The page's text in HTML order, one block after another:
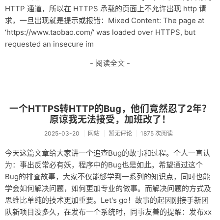
HTTP 通道，所以在 HTTPS 承载的页面上不允许出现 http 请
求，一旦出现就是提示或报错：Mixed Content: The page at
‘https://www.taobao.com/‘ was loaded over HTTPS, but
requested an insecure im
- 阅读全文 -
一个HTTPS转HTTP的Bug，他们竟然忍了2年？
原谅我无法接受，加班改了！
2025-03-20 网站 暂无评论 1875 次阅读
今天这篇文章给大家讲一个追查Bug的故事和过程。个人一直认
为：事出反常必有妖，程序中的Bug也是如此。希望通过这个
Bug的排查故事，大家不仅能够学到一系列的知识点，同时也能
学会如何解决问题，如何更加专业的做事。而解决问题的方式及
思维比单纯的技术更加重要。Let's go！故事的起因刚接手新团
队新项目没多久，在发布一个系统时，同事友善的提醒：发布xx